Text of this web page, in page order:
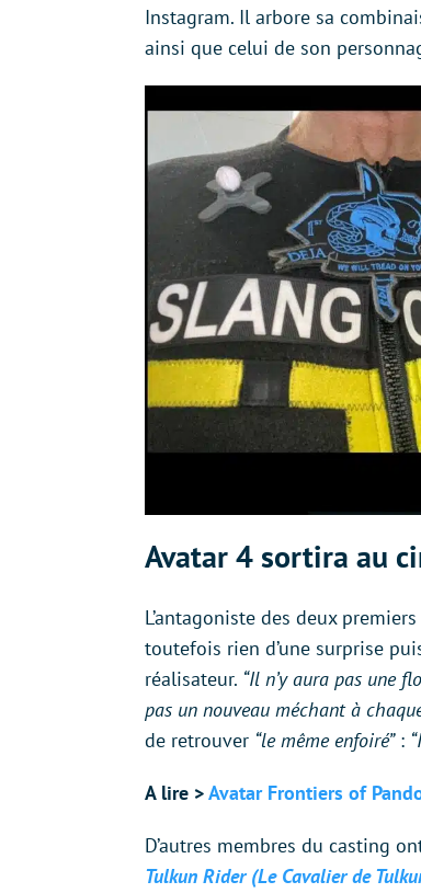
Instagram. Il arbore sa
ainsi que celui de son
Avatar 4 sortira au
L’antagoniste des deux
toutefois rien d’une surprise
réalisateur. “Il n’y aura pas une
pas un nouveau méchant à
de retrouver “le même enfoiré”:
A lire >Avatar Frontiers of
D’autres membres du casting
Tulkun Rider (Le Cavalier de